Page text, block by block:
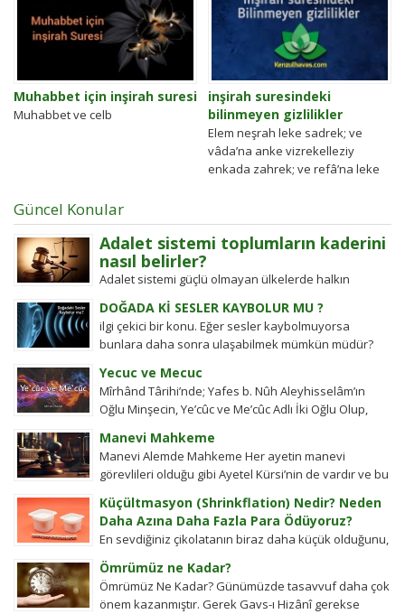
Muhabbet için inşirah suresi
Muhabbet ve celb
inşirah suresindeki
bilinmeyen gizlilikler
Elem neşrah leke sadrek; ve
vâda’na anke vizrekelleziy
enkada zahrek; ve refâ’na leke
Güncel Konular
Adalet sistemi toplumların kaderini
nasıl belirler?
Adalet sistemi güçlü olmayan ülkelerde halkın
değişim gücü tarihten bugüne toplumsal hareketleri
şekillendirdi. Detayları keşfedin!
DOĞADA Kİ SESLER KAYBOLUR MU ?
ilgi çekici bir konu. Eğer sesler kaybolmuyorsa
bunlara daha sonra ulaşabilmek mümkün müdür?
Yecuc ve Mecuc
Mîrhând Târihi’nde; Yafes b. Nûh Aleyhisselâm’ın
Oğlu Minşecin, Ye’cûc ve Me’cûc Adlı İki Oğlu Olup,
Manevi Mahkeme
Manevi Alemde Mahkeme Her ayetin manevi
görevlileri olduğu gibi Ayetel Kürsi’nin de vardır ve bu
Küçültmasyon (Shrinkflation) Nedir? Neden
Daha Azına Daha Fazla Para Ödüyoruz?
En sevdiğiniz çikolatanın biraz daha küçük olduğunu,
aynı büyüklükteki pakette daha az bisküvi
bulunduğunu veya cips torbalarının daha fazla
hava...
Ömrümüz ne Kadar?
Ömrümüz Ne Kadar? Günümüzde tasavvuf daha çok
önem kazanmıştır. Gerek Gavs-ı Hizânî gerekse